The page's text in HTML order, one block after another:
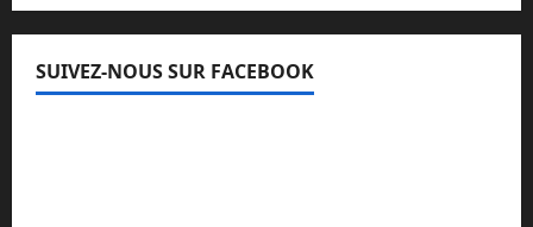
SUIVEZ-NOUS SUR FACEBOOK